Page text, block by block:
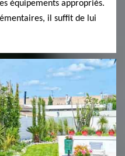
équipements appropriés.
il suffit de lui